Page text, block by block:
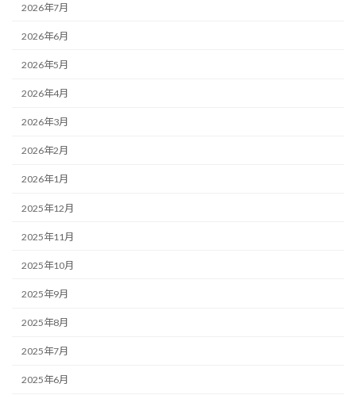
2026年7月
2026年6月
2026年5月
2026年4月
2026年3月
2026年2月
2026年1月
2025年12月
2025年11月
2025年10月
2025年9月
2025年8月
2025年7月
2025年6月